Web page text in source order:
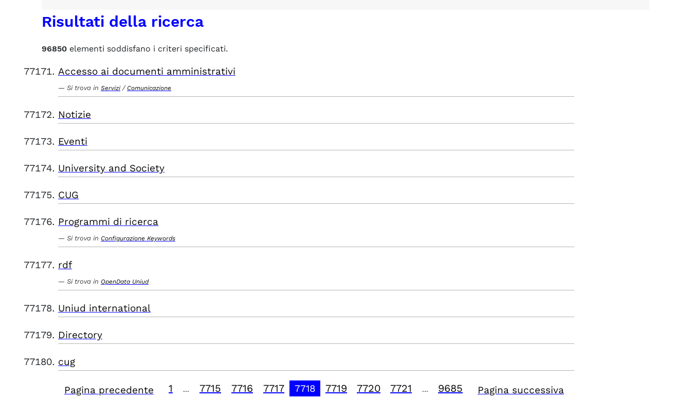
Risultati della ricerca
96850 elementi soddisfano i criteri specificati.
Accesso ai documenti amministrativi
Si trova in Servizi / Comunicazione
Notizie
Eventi
University and Society
CUG
Programmi di ricerca
Si trova in Configurazione Keywords
rdf
Si trova in OpenData Uniud
Uniud international
Directory
cug
Pagina precedente 1 7715 7716 7717 7718 7719 7720 7721 9685 Pagina successiva